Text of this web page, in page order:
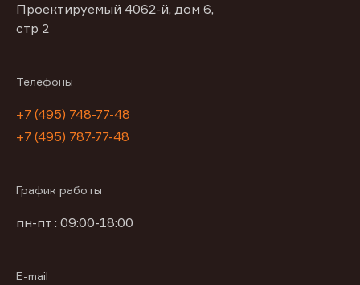
Проектируемый 4062-й, дом 6,
стр 2
Телефоны
+7 (495) 748-77-48
+7 (495) 787-77-48
График работы
пн-пт : 09:00-18:00
E-mail